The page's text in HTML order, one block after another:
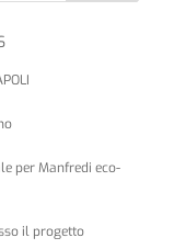
per Manfredi eco-
il progetto